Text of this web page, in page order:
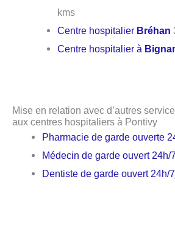
kms
Centre hospitalier Bréhan
Centre hospitalier à
Mise en relation avec d’autres
aux centres hospitaliers à Pontivy
Pharmacie de garde ouverte
Médecin de garde ouvert 24h/
Dentiste de garde ouvert 24h/